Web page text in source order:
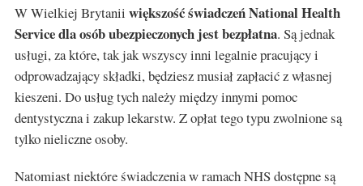
W Wielkiej Brytanii większość świadczeń National Health
Service dla osób ubezpieczonych jest bezpłatna. Są jednak
usługi, za które, tak jak wszyscy inni legalnie pracujący i
odprowadzający składki, będziesz musiał zapłacić z własnej
kieszeni. Do usług tych należy między innymi pomoc
dentystyczna i zakup lekarstw. Z opłat tego typu zwolnione są
tylko nieliczne osoby.
Natomiast niektóre świadczenia w ramach NHS dostępne są